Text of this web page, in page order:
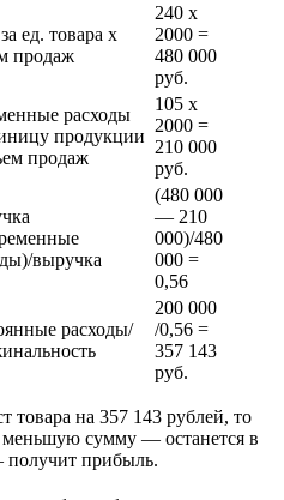
ед. товара х
продаж
240 х
2000 =
480 000
руб.
расходы
продукции
продаж
105 х
2000 =
210 000
руб.
выручка
(480 000
— 210
000)/480
000 =
0,56
расходы/
200 000
/0,56 =
357 143
руб.
товара на 357 143 рублей, то
меньшую сумму — останется в
прибыль.